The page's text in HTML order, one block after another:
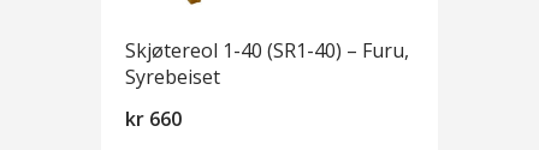
Skjøtereol 1-40 (SR1-40) – Furu,
Syrebeiset
kr 660